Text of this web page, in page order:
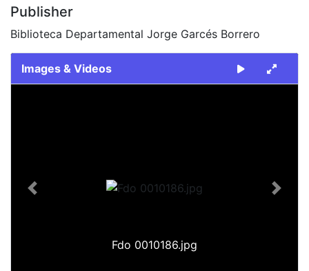
Publisher
Biblioteca Departamental Jorge Garcés Borrero
Images & Videos
Fdo 0010186.jpg
Previous Next